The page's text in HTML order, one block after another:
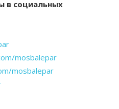
в социальных
mosbalepar
mosbalepar